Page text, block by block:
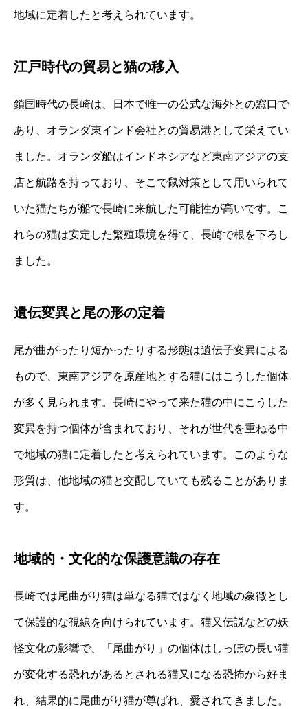
地域に定着したと考えられています。
江戸時代の貿易と猫の移入
鎖国時代の長崎は、日本で唯一の公式な海外との窓口で
あり、オランダ東インド会社との貿易港として栄えてい
ました。オランダ船はインドネシアなど東南アジアの支
店と航路を持っており、そこで鼠対策として用いられて
いた猫たちが船で長崎に来航した可能性が高いです。こ
れらの猫は安定した繁殖環境を得て、長崎で根を下ろし
ました。
遺伝変異と尾の形の定着
尾が曲がったり短かったりする形態は遺伝子変異による
もので、東南アジアを原産地とする猫にはこうした個体
が多く見られます。長崎にやって来た猫の中にこうした
変異を持つ個体が含まれており、それが世代を重ねる中
で地域の猫に定着したと考えられています。このような
形質は、他地域の猫と交配していても残ることがありま
す。
地域的・文化的な保護意識の存在
長崎では尾曲がり猫は単なる猫ではなく地域の象徴とし
て保護的な視線を向けられています。猫又伝説などの妖
怪文化の影響で、「尾曲がり」の個体はしっぽの長い猫
が変化する恐れがあるとされる猫又になる恐怖から好ま
れ、結果的に尾曲がり猫が尊ばれ、愛されてきました。